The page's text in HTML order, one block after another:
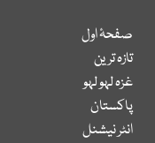
صفحۂ اول
تازہ ترین
غزہ لہو لہو
پاکستان
انٹر نیشنل